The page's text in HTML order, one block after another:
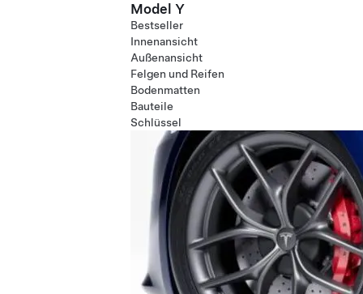
Model Y
Bestseller
Innenansicht
Außenansicht
Felgen und Reifen
Bodenmatten
Bauteile
Schlüssel